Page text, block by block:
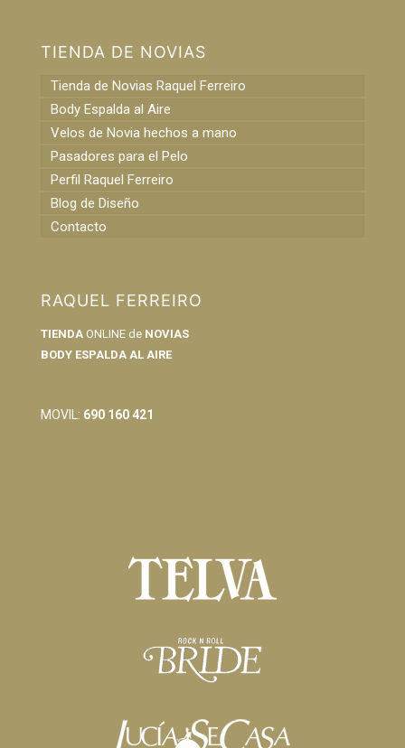
TIENDA DE NOVIAS
Tienda de Novias Raquel Ferreiro
Body Espalda al Aire
Velos de Novia hechos a mano
Pasadores para el Pelo
Perfil Raquel Ferreiro
Blog de Diseño
Contacto
RAQUEL FERREIRO
TIENDA ONLINE de NOVIAS
BODY ESPALDA AL AIRE
MOVIL: 690 160 421